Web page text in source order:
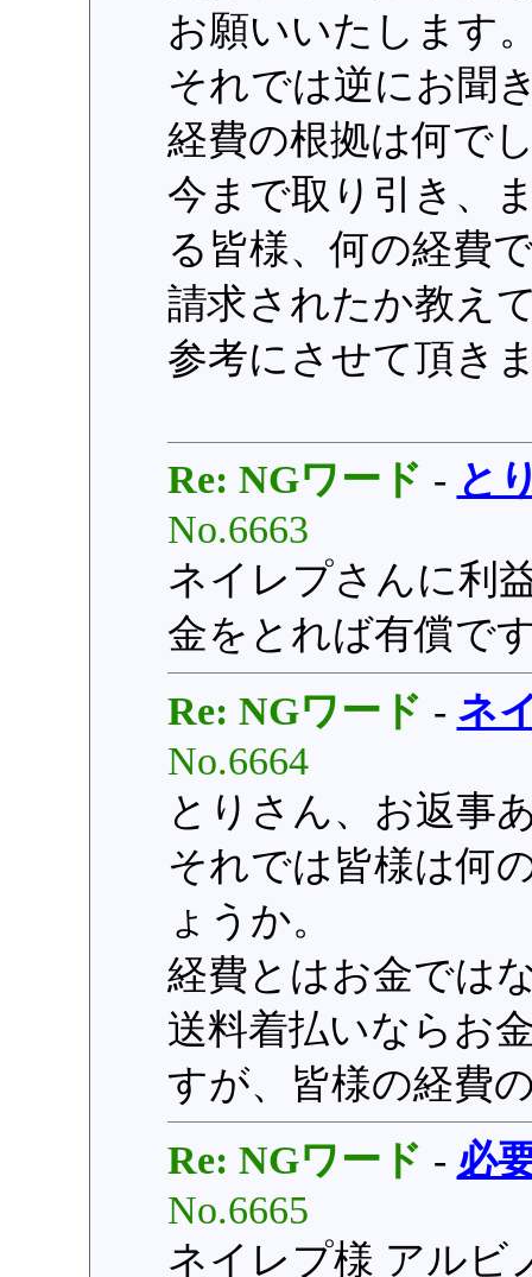
お願いいたします
それでは逆にお聞
経費の根拠は何で
今まで取り引き、
る皆様、何の経費
請求されたか教え
参考にさせて頂き
Re: NGワード - と
No.6663
ネイレプさんに利
金をとれば有償で
Re: NGワード - ネ
No.6664
とりさん、お返事
それでは皆様は何
ょうか。
経費とはお金では
送料着払いならお
すが、皆様の経費
Re: NGワード - 必
No.6665
ネイレプ様 アルビ